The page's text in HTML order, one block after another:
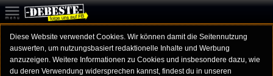
Diese Website verwendet Cookies. Wir können damit die Seitennutzung
auswerten, um nutzungsbasiert redaktionelle Inhalte und Werbung
anzuzeigen. Weitere Informationen zu Cookies und insbesondere dazu, wie
du deren Verwendung widersprechen kannst, findest du in unseren